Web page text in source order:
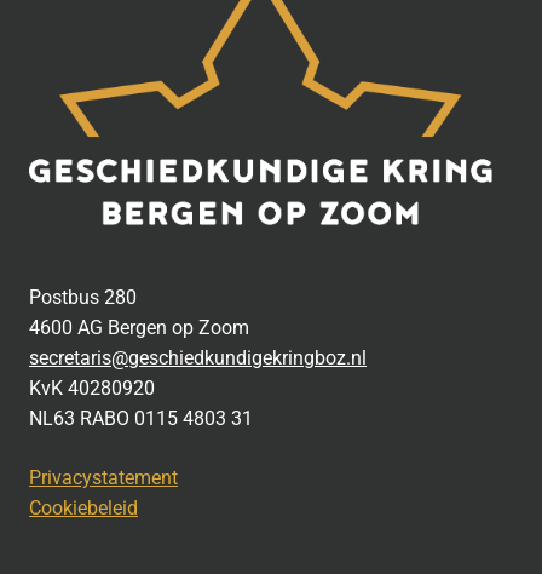
Postbus 280
4600 AG Bergen op Zoom
secretaris@geschiedkundigekringboz.nl
KvK 40280920
NL63 RABO 0115 4803 31
Privacystatement
Cookiebeleid